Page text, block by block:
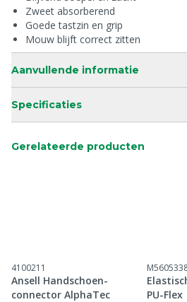
Zweet absorberend
Goede tastzin en grip
Mouw blijft correct zitten
Aanvullende informatie
Specificaties
Gerelateerde producten
4100211
Ansell Handschoen-
connector AlphaTec
PU-Flex